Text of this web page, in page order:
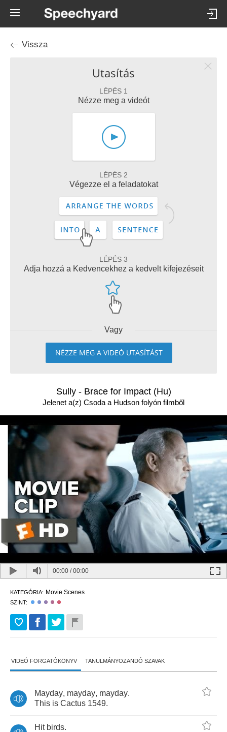
Vissza
Utasítás
LÉPÉS 1
Nézze meg a videót
LÉPÉS 2
Végezze el a feladatokat
LÉPÉS 3
Adja hozzá a Kedvencekhez a kedvelt kifejezéseit
Vagy
NÉZZE MEG A VIDEÓ UTASÍTÁST
Sully - Brace for Impact (Hu)
Jelenet a(z) Csoda a Hudson folyón filmből
00:00 /00:00
KATEGÓRIA: Movie Scenes
SZINT:
VIDEÓ FORGATÓKÖNYV TANULMÁNYOZANDÓ SZAVAK
Mayday, mayday, mayday.
This is Cactus 1549.
Hit birds.